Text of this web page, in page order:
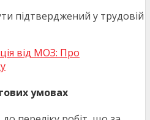
підтверджений у трудовій
від МОЗ: Про
умовах